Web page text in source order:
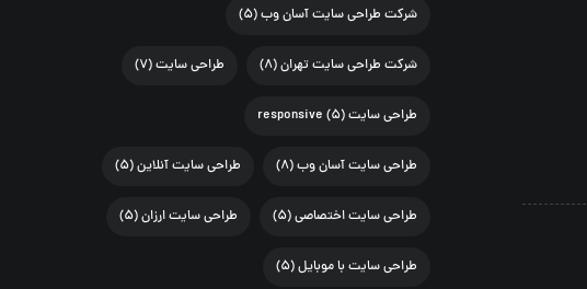
شرکت طراحی سایت آسان وب(۵)
شرکت طراحی سایت تهران(۸) طراحی سایت(۷)
طراحی سایت responsive(۵)
طراحی سایت آسان وب(۸) طراحی سایت آنلاین(۵)
طراحی سایت اختصاصی(۵) طراحی سایت ارزان(۵)
طراحی سایت با موبایل(۵)